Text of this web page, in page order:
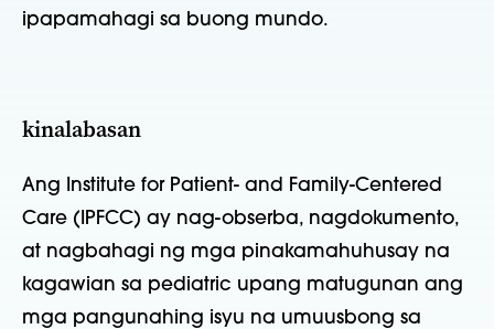
ipapamahagi sa buong mundo.
kinalabasan
Ang Institute for Patient- and Family-Centered
Care (IPFCC) ay nag-obserba, nagdokumento,
at nagbahagi ng mga pinakamahuhusay na
kagawian sa pediatric upang matugunan ang
mga pangunahing isyu na umuusbong sa